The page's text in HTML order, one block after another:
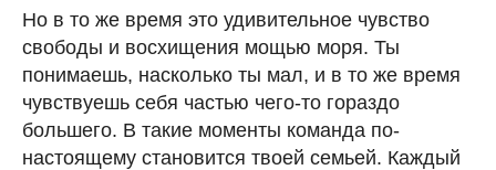
Но в то же время это удивительное чувство
свободы и восхищения мощью моря. Ты
понимаешь, насколько ты мал, и в то же время
чувствуешь себя частью чего-то гораздо
большего. В такие моменты команда по-
настоящему становится твоей семьей. Каждый